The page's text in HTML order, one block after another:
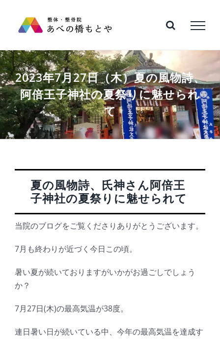
content
2023年7月27日（木）夏の風物詩、
阿倍王子神社の夏祭りに魅せられ
て
夏の風物詩、氏神さん阿倍王
子神社の夏祭りに魅せられて
当院のブログをご覧くださりありがとうございます。
7月も終わりが近づく今日この頃。
暑い夏が続いておりますがいかがお過ごしでしょう
か？
7月27日(木)の最高気温が38度。
連日暑い日が続いている中、今年の最高気温を達成す